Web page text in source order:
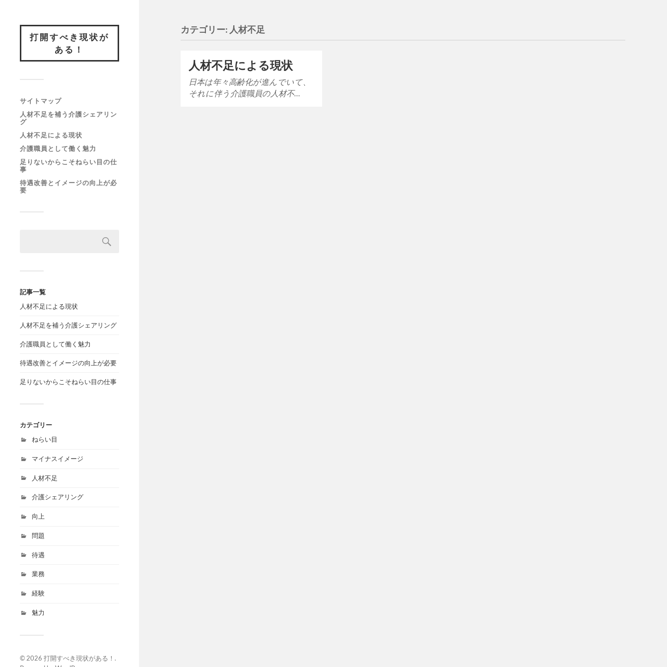
打開すべき現状が
ある！
サイトマップ
人材不足を補う介護シェアリン
グ
人材不足による現状
介護職員として働く魅力
足りないからこそねらい目の仕
事
待遇改善とイメージの向上が必
要
記事一覧
人材不足による現状
人材不足を補う介護シェアリング
介護職員として働く魅力
待遇改善とイメージの向上が必要
足りないからこそねらい目の仕事
カテゴリー
ねらい目
マイナスイメージ
人材不足
介護シェアリング
向上
問題
待遇
業務
経験
魅力
© 2026 打開すべき現状がある！ .
カテゴリー: 人材不足
人材不足による現状
日本は年々高齢化が進んでいて、
それに伴う介護職員の人材不…